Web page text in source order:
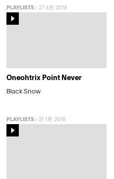
PLAYLISTS : 27 4月 2018
Oneohtrix Point Never
Black Snow
PLAYLISTS : 31 1月 2018